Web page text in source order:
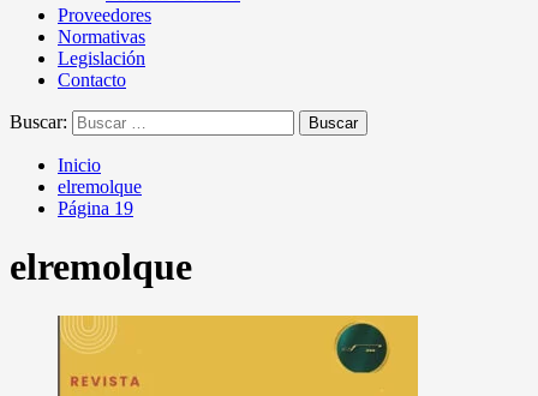
Proveedores
Normativas
Legislación
Contacto
Buscar:
Inicio
elremolque
Página 19
elremolque